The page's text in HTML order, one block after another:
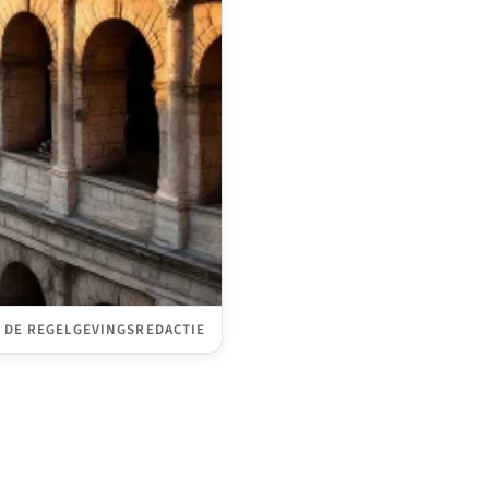
REGELGEVINGSREDACTIE